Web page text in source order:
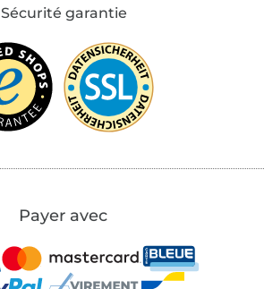
Sécurité garantie
Payer avec